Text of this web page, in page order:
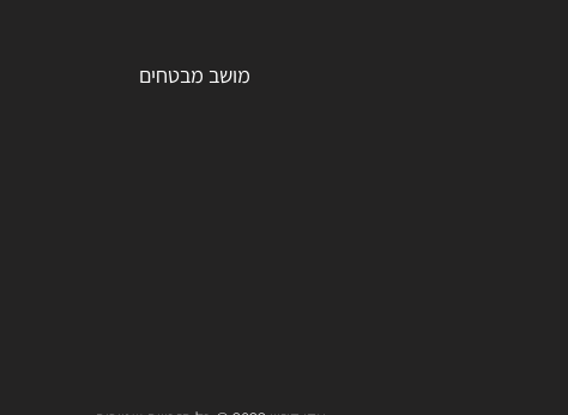
מושב מבטחים